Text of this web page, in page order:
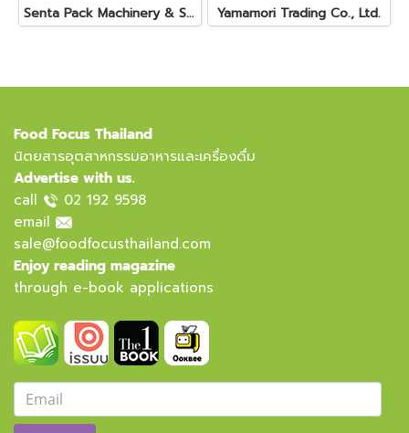
Senta Pack Machinery & Service Co., Ltd. Yamamori Trading Co., Ltd.
Food Focus Thailand
นิตยสารอุตสาหกรรมอาหารและเครื่องดื่ม
Advertise with us.
call
02 192 9598
email
sale@foodfocusthailand.com
Enjoy reading magazine
through e-book applications